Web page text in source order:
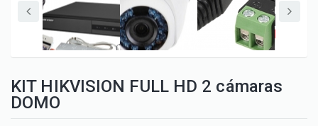
KIT HIKVISION FULL HD 2 cámaras
DOMO